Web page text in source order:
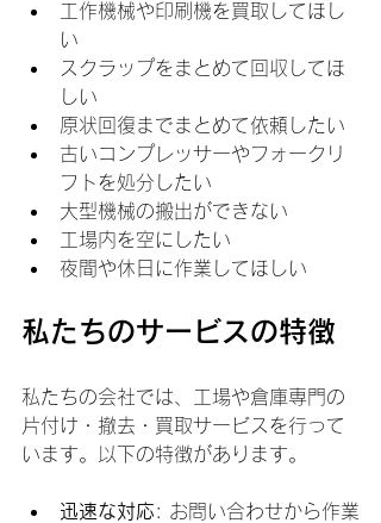
工作機械や印刷機を買取してほし
い
スクラップをまとめて回収してほ
しい
原状回復までまとめて依頼したい
古いコンプレッサーやフォークリ
フトを処分したい
大型機械の搬出ができない
工場内を空にしたい
夜間や休日に作業してほしい
私たちのサービスの特徴
私たちの会社では、工場や倉庫専門の
片付け・撤去・買取サービスを行って
います。以下の特徴があります。
迅速な対応: お問い合わせから作業